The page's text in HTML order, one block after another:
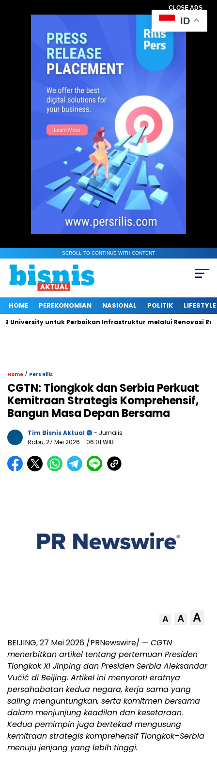
CLOSE ADS
SCROLL TO CONTINUE WITH CONTENT
HOME PEREKONOMIAN NASIONAL POLITIK LIFESTYLE
untuk Perbaikan Infrastruktur melalui Renovasi Ruang
Home / Pers Rilis
CGTN: Tiongkok dan Serbia Perkuat
Kemitraan Strategis Komprehensif,
Bangun Masa Depan Bersama
Tim Bisnis Aktual
- Jurnalis
Rabu, 27 Mei 2026 - 06:01 WIB
A A A
BEIJING, 27 Mei 2026 /PRNewswire/ — CGTN
menerbitkan artikel tentang pertemuan Presiden
Tiongkok Xi Jinping dan Presiden Serbia Aleksandar
Vučić di Beijing. Artikel ini menyoroti eratnya
persahabatan kedua negara, kerja sama yang
saling menguntungkan, serta komitmen bersama
dalam menjunjung keadilan dan kesetaraan.
Kedua pemimpin juga bertekad mengusung
kemitraan strategis komprehensif Tiongkok–Serbia
menuju jenjang yang lebih tinggi.
ID